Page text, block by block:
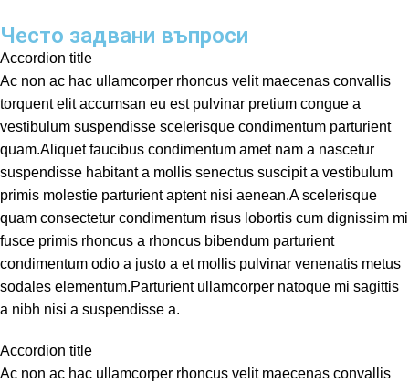
Често задвани въпроси
Accordion title
Ac non ac hac ullamcorper rhoncus velit maecenas convallis
torquent elit accumsan eu est pulvinar pretium congue a
vestibulum suspendisse scelerisque condimentum parturient
quam.Aliquet faucibus condimentum amet nam a nascetur
suspendisse habitant a mollis senectus suscipit a vestibulum
primis molestie parturient aptent nisi aenean.A scelerisque
quam consectetur condimentum risus lobortis cum dignissim mi
fusce primis rhoncus a rhoncus bibendum parturient
condimentum odio a justo a et mollis pulvinar venenatis metus
sodales elementum.Parturient ullamcorper natoque mi sagittis
a nibh nisi a suspendisse a.
Accordion title
Ac non ac hac ullamcorper rhoncus velit maecenas convallis